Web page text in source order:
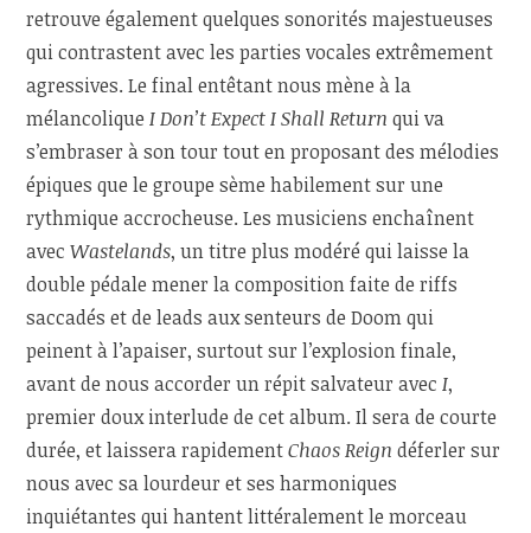
retrouve également quelques sonorités majestueuses
qui contrastent avec les parties vocales extrêmement
agressives. Le final entêtant nous mène à la
mélancoliqueI Don’t Expect I Shall Return qui va
s’embraser à son tour tout en proposant des mélodies
épiques que le groupe sème habilement sur une
rythmique accrocheuse. Les musiciens enchaînent
avecWastelands, un titre plus modéré qui laisse la
double pédale mener la composition faite de riffs
saccadés et de leads aux senteurs de Doom qui
peinent à l’apaiser, surtout sur l’explosion finale,
avant de nous accorder un répit salvateur avecI,
premier doux interlude de cet album. Il sera de courte
durée, et laissera rapidementChaos Reign déferler sur
nous avec sa lourdeur et ses harmoniques
inquiétantes qui hantent littéralement le morceau